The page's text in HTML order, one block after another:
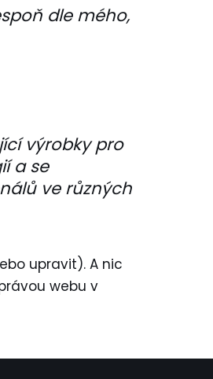
dle mého,
výrobky pro
a se
ve různých
upravit). A nic
webu v